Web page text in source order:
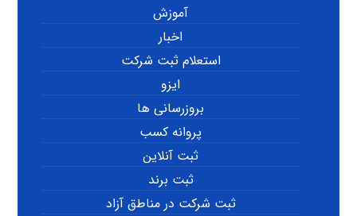
آموزش
اخبار
استعلام ثبت شرکت
ایزو
بروزرسانی ها
پروانه کسب
ثبت آنلاین
ثبت برند
ثبت شرکت در مناطق آزاد